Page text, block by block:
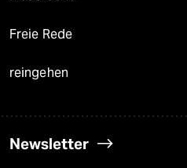
Freie Rede
reingehen
Newsletter